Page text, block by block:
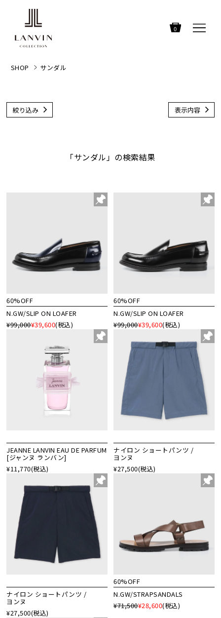
0
SHOP サンダル
絞り込み 表示内容
「サンダル」の検索結果
60%OFF
N.GW/SLIP ON LOAFER
¥99,000¥39,600(税込)
60%OFF
N.GW/SLIP ON LOAFER
¥99,000¥39,600(税込)
JEANNE LANVIN EAU DE PARFUM
[ジャンヌ ランバン]
¥11,770(税込)
ナイロン ショートパンツ /
ヨンヌ
¥27,500(税込)
ナイロン ショートパンツ /
ヨンヌ
¥27,500(税込)
60%OFF
N.GW/STRAPSANDALS
¥71,500¥28,600(税込)